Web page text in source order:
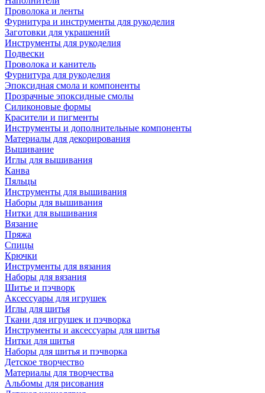
Проволока и ленты
Фурнитура и инструменты для рукоделия
Заготовки для украшений
Инструменты для рукоделия
Подвески
Проволока и канитель
Фурнитура для рукоделия
Эпоксидная смола и компоненты
Прозрачные эпоксидные смолы
Силиконовые формы
Красители и пигменты
Инструменты и дополнительные компоненты
Материалы для декорирования
Вышивание
Иглы для вышивания
Канва
Пяльцы
Инструменты для вышивания
Наборы для вышивания
Нитки для вышивания
Вязание
Пряжа
Спицы
Крючки
Инструменты для вязания
Наборы для вязания
Шитье и пэчворк
Аксессуары для игрушек
Иглы для шитья
Ткани для игрушек и пэчворка
Инструменты и аксессуары для шитья
Нитки для шитья
Наборы для шитья и пэчворка
Детское творчество
Материалы для творчества
Альбомы для рисования